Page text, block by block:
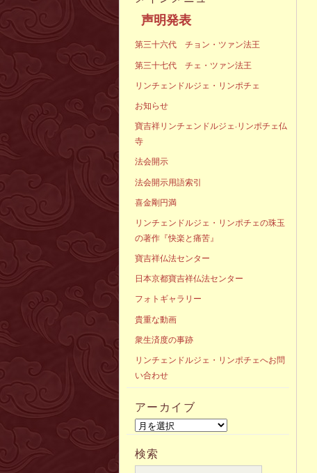
声明発表
第三十六代 チョン・ツァン法王
第三十七代 チェ・ツァン法王
リンチェンドルジェ・リンポチェ
お知らせ
寶吉祥リンチェンドルジェ·リンポチェ仏
寺
法会開示
法会開示用語索引
喜金剛円満
リンチェンドルジェ・リンポチェの珠玉
の著作『快楽と痛苦』
寶吉祥仏法センター
日本京都寶吉祥仏法センター
フォトギャラリー
貴重な動画
衆生済度の事跡
リンチェンドルジェ・リンポチェへお問
い合わせ
アーカイブ
検索